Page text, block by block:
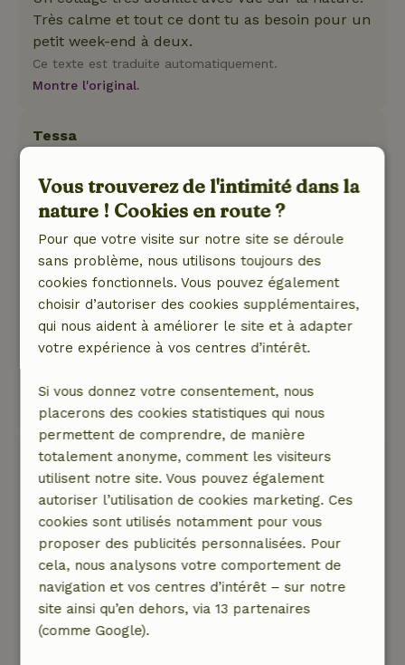
Très calme et tout ce dont tu as besoin pour un
petit week-end à deux.
Ce texte est traduite automatiquement.
Montre l'original.
Tessa
Note générale: 9/10
Le cottage est équipé de toutes les commodités
. Un beau lit, une super douche et une belle
vue.
Nature, tranquillité et espace: 5/5
Le cottage est situé dans un endroit
fantastique. Une fois que les touristes et les
tracteurs se sont tus, on n'entend plus que les
Ce texte est traduite automatiquement.
Montre l'original.
Chris
11 mars 2024
Note générale: 9
/10
Geweldige ligging in de natuur, geheel vrij en
wijds uitzicht.
Goede sanitaire voorzieningen, simpele maar
goede inrichting, alles voorhanden.
Nature, tranquillité et espace: 5
Formidabel, geweldige ligging
Vous trouverez de l'intimité dans la
nature ! Cookies en route ?
Pour que votre visite sur notre site se déroule
sans problème, nous utilisons toujours des
cookies fonctionnels. Vous pouvez également
choisir d’autoriser des cookies supplémentaires,
qui nous aident à améliorer le site et à adapter
votre expérience à vos centres d’intérêt.
Si vous donnez votre consentement, nous
placerons des cookies statistiques qui nous
permettent de comprendre, de manière
totalement anonyme, comment les visiteurs
utilisent notre site. Vous pouvez également
autoriser l’utilisation de cookies marketing. Ces
cookies sont utilisés notamment pour vous
proposer des publicités personnalisées. Pour
cela, nous analysons votre comportement de
navigation et vos centres d’intérêt – sur notre
site ainsi qu’en dehors, via 13 partenaires
(comme Google).